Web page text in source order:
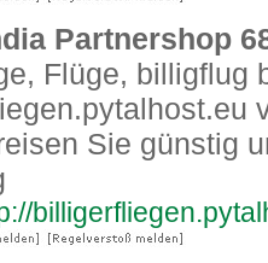
Partnershop
Flüge, billigflug
Sie günstig